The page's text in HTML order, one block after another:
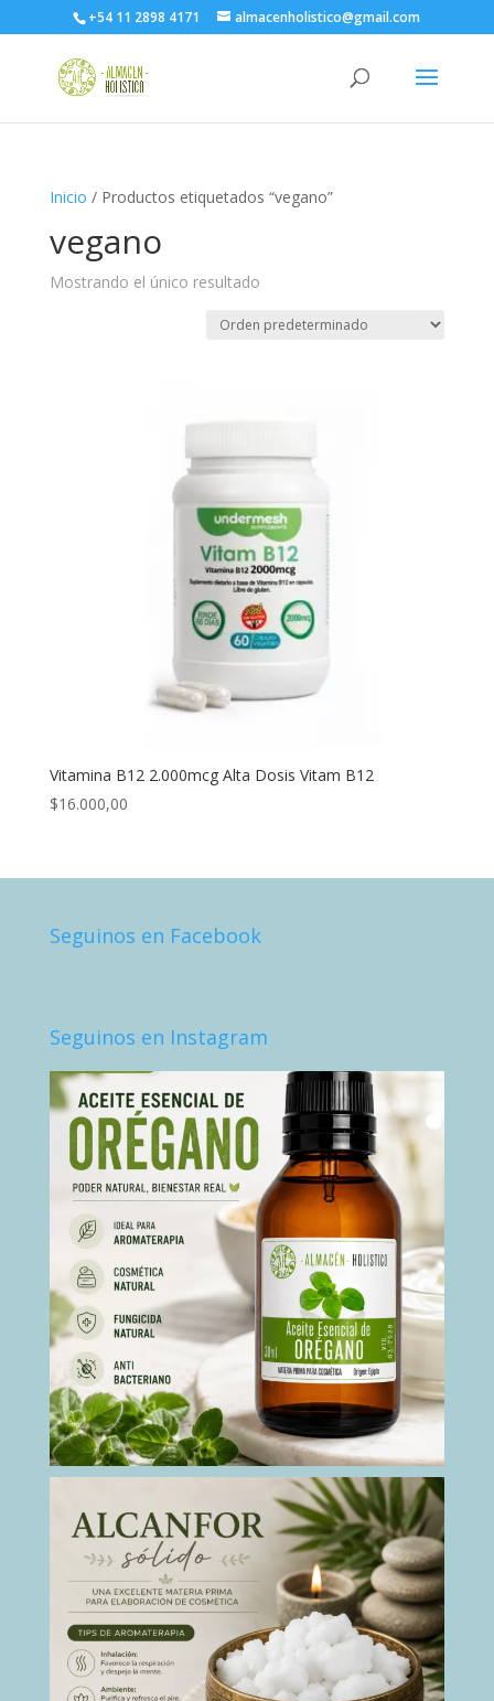
+54 11 2898 4171 almacenholistico@gmail.com
Inicio / Productos etiquetados “vegano”
vegano
Mostrando el único resultado
Vitamina B12 2.000mcg Alta Dosis Vitam B12
$16.000,00
Seguinos en Facebook
Seguinos en Instagram